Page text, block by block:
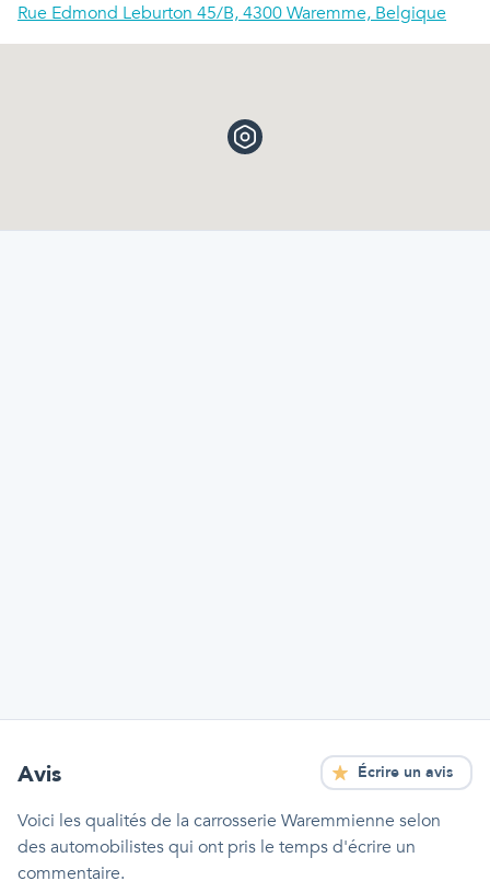
Rue Edmond Leburton 45/B, 4300 Waremme, Belgique
Avis Écrire un avis
Voici les qualitésde la carrosserie Waremmienne selon
des automobilistes qui ont pris le temps d'écrire un
commentaire.